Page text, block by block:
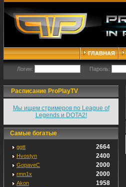
ГЛАВНАЯ
Логин: Пароль:
Расписание ProPlayTV
Мы ищем стримеров по League of
Legends и DOTA2!
Самые богатые
ggtt 2664
Hvostyn 2400
GopaveC 2000
rmn1x 2000
Akon 1958